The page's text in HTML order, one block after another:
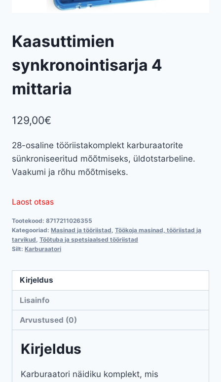
Kaasuttimien
synkronointisarja 4
mittaria
129,00€
28-osaline tööriistakomplekt karburaatorite
sünkroniseeritud mõõtmiseks, üldotstarbeline.
Vaakumi ja rõhu mõõtmiseks.
Laost otsas
Tootekood: 8717211026355
Kategooriad: Masinad ja tööriistad Töökoja masinad, tööriistad ja
tarvikud Töötuba ja spetsiaalsed tööriistad
Silt: Karburaatori
Kirjeldus
Lisainfo
Arvustused (0)
Kirjeldus
Karburaatori näidiku komplekt, mis